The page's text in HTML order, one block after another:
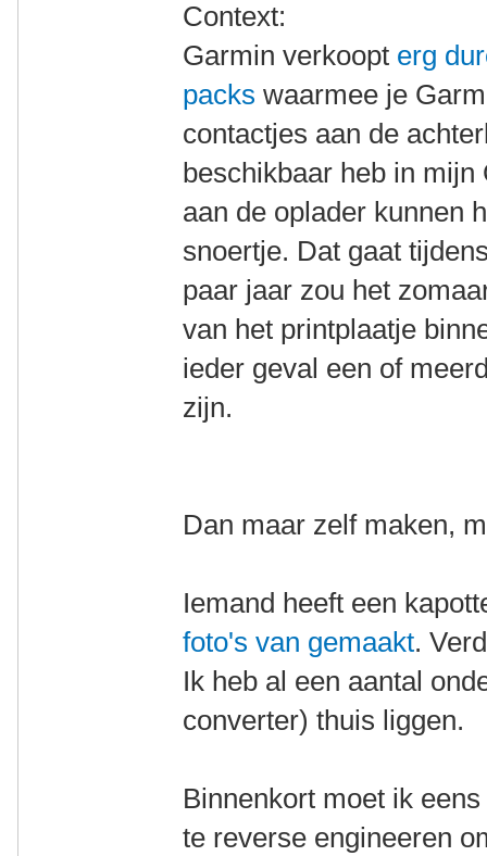
Context:
Garmin verkoopt erg
packs waarmee je
contactjes aan de
beschikbaar heb in
aan de oplader kunnen
snoertje. Dat gaat
paar jaar zou het
van het printplaatje
ieder geval een of
zijn.
Dan maar zelf maken,
Iemand heeft een
foto's van gemaakt.
Ik heb al een aantal
converter) thuis liggen.
Binnenkort moet ik
te reverse engineeren